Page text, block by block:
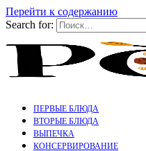
Перейти к содержанию
Search for:
ПЕРВЫЕ БЛЮДА
ВТОРЫЕ БЛЮДА
ВЫПЕЧКА
КОНСЕРВИРОВАНИЕ